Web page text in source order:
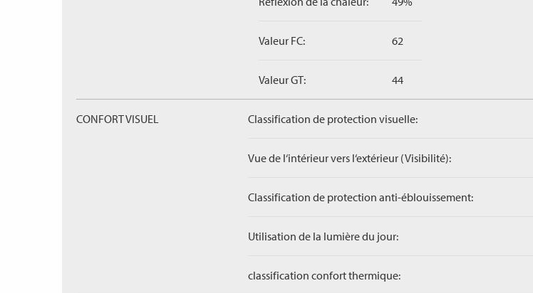
Valeur FC: 62
Valeur GT: 44
CONFORT VISUEL Classification de protection visuelle:
Vue de l‘intérieur vers l‘extérieur (Visibilité):
Classification de protection anti-éblouissement:
Utilisation de la lumière du jour:
classification confort thermique: